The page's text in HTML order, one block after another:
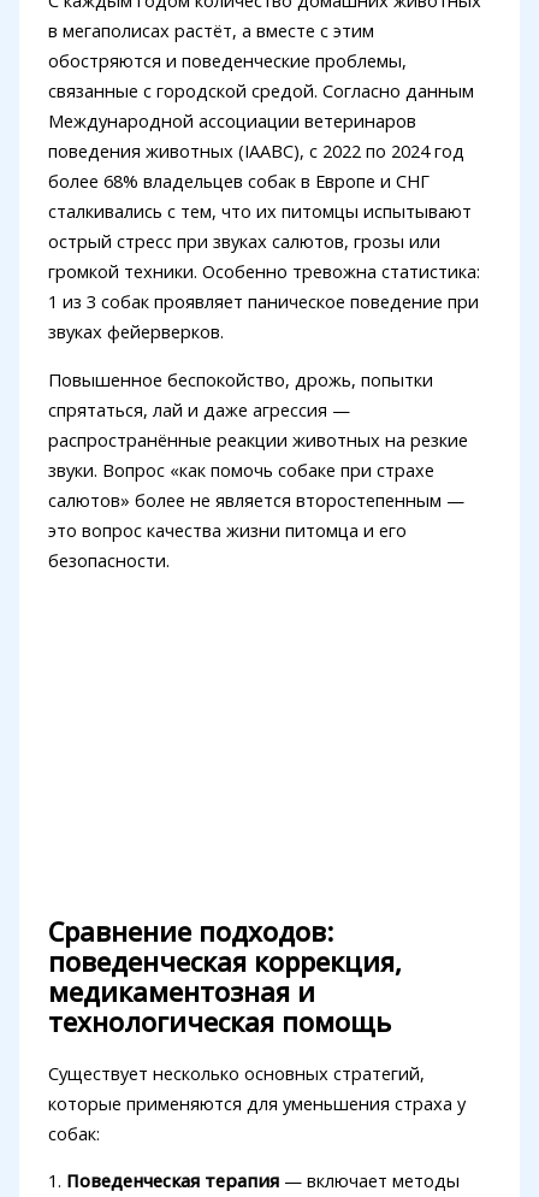
в мегаполисах растёт, а вместе с этим
обостряются и поведенческие проблемы,
связанные с городской средой. Согласно данным
Международной ассоциации ветеринаров
поведения животных (IAABC), с 2022 по 2024 год
более 68% владельцев собак в Европе и СНГ
сталкивались с тем, что их питомцы испытывают
острый стресс при звуках салютов, грозы или
громкой техники. Особенно тревожна статистика:
1 из 3 собак проявляет паническое поведение при
звуках фейерверков.
Повышенное беспокойство, дрожь, попытки
спрятаться, лай и даже агрессия —
распространённые реакции животных на резкие
звуки. Вопрос «как помочь собаке при страхе
салютов» более не является второстепенным —
это вопрос качества жизни питомца и его
безопасности.
Сравнение подходов:
поведенческая коррекция,
медикаментозная и
технологическая помощь
Существует несколько основных стратегий,
которые применяются для уменьшения страха у
собак:
1. Поведенческая терапия— включает методы